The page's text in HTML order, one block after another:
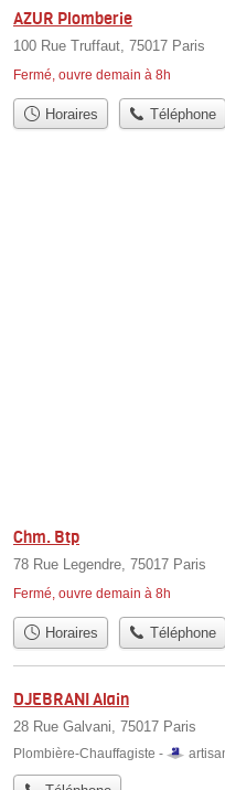
AZUR Plomberie
100 Rue Truffaut, 75017 Paris
Fermé, ouvre demain à 8h
Horaires Téléphone
Chm. Btp
78 Rue Legendre, 75017 Paris
Fermé, ouvre demain à 8h
Horaires Téléphone
DJEBRANI Alain
28 Rue Galvani, 75017 Paris
Plombière-Chauffagiste -